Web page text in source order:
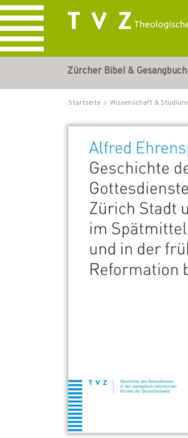
Zürcher Bibel & Gesangbuch
Startseite Wissenschaft & Studium